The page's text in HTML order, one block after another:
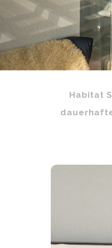
Habitat